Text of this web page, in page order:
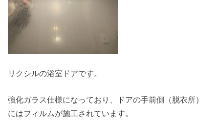
リクシルの浴室ドアです。
強化ガラス仕様になっており、ドアの手前側（脱衣所）
にはフィルムが施工されています。